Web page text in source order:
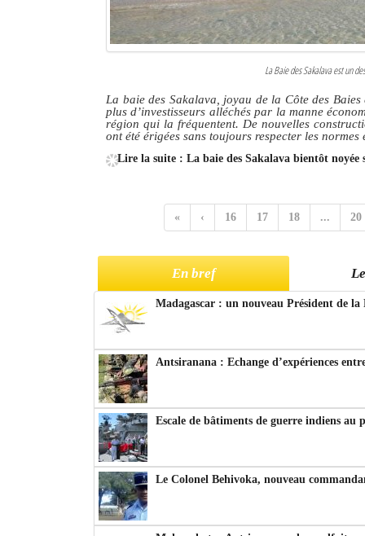
La Baie des Sakalava est un
La baie des Sakalava, joyau de la Côte des
plus d’investisseurs alléchés par la manne
région qui la fréquentent. De nouvelles
ont été érigées sans toujours respecter les
Lire la suite : La baie des Sakalava bientôt noyée
« ‹ 16 17 18 ... 20
En bref
Madagascar : un nouveau Président de
Antsiranana : Echange d’expériences
Escale de bâtiments de guerre indiens au
Le Colonel Behivoka, nouveau